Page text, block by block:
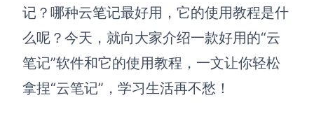
资源与下载
向团队介绍
博思白板boardmix
记？哪种云笔记最好用，它的使用教程是什
么呢？今天，就向大家介绍一款好用的“云
笔记”软件和它的使用教程，一文让你轻松
拿捏“云笔记”，学习生活再不愁！